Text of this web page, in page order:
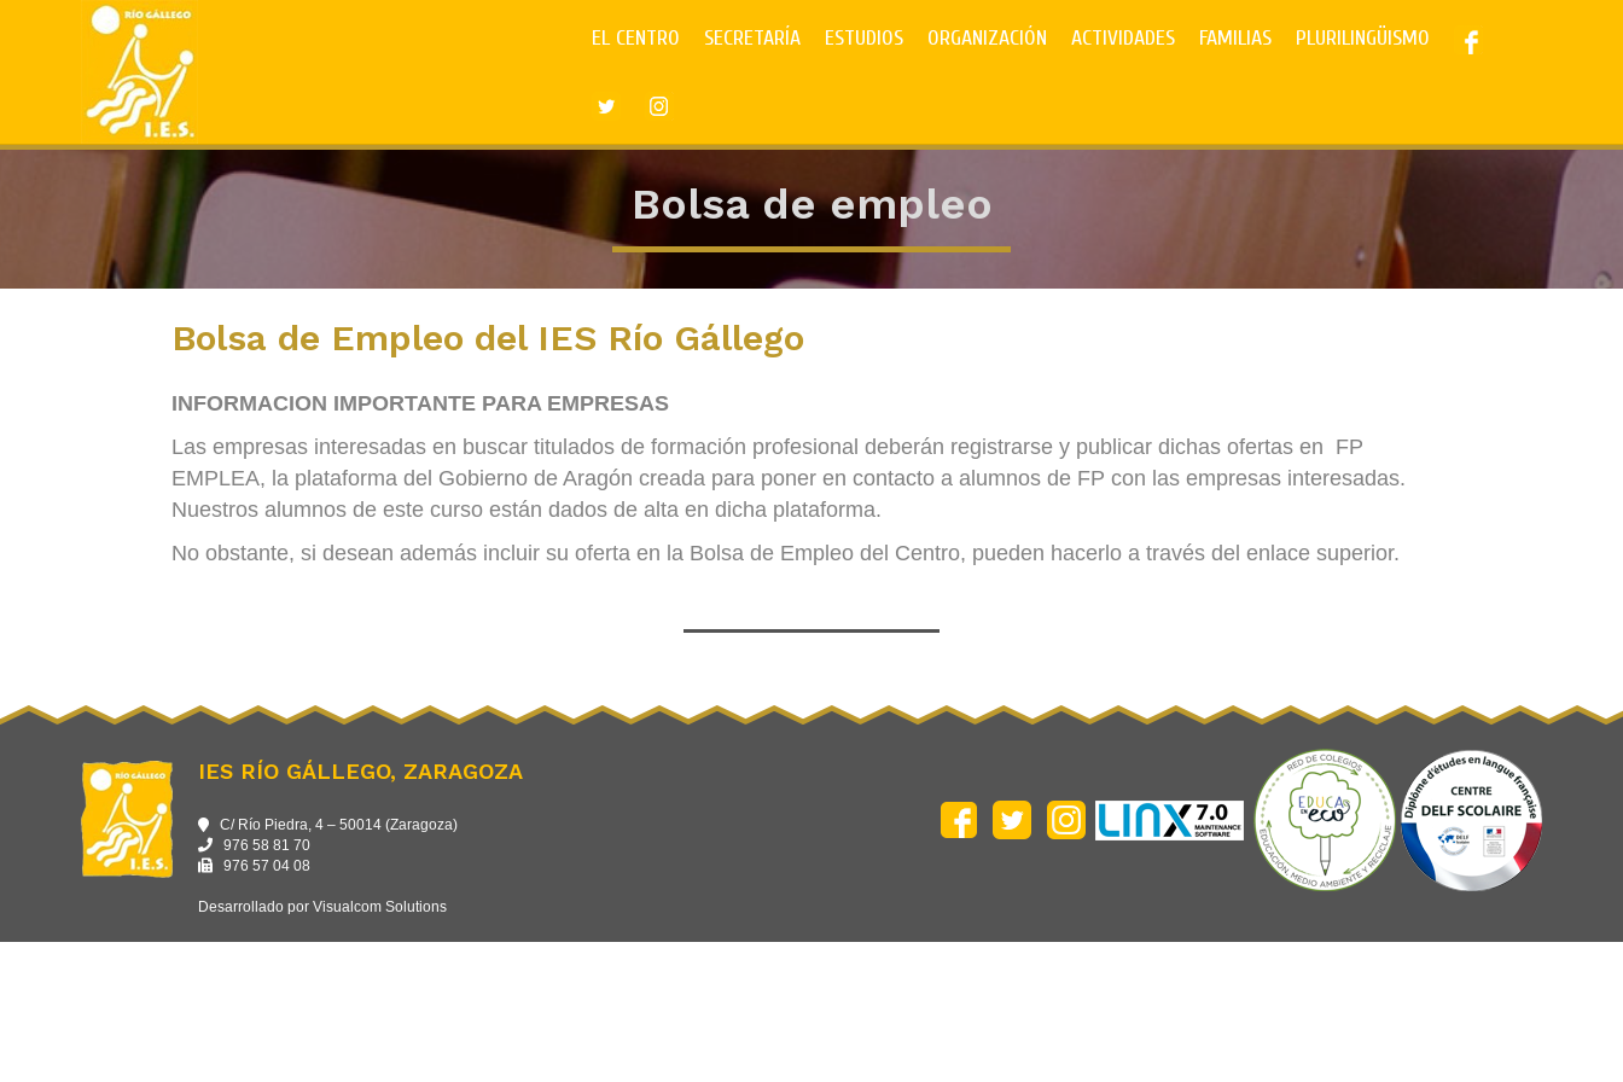
EL CENTRO SECRETARÍA ESTUDIOS ORGANIZACIÓN ACTIVIDADES FAMILIAS PLURILINGÜISMO
Bolsa de empleo
Bolsa de Empleo del IES Río Gállego
INFORMACION IMPORTANTE PARA EMPRESAS
Las empresas interesadas en buscar titulados de formación profesional deberán registrarse y publicar dichas ofertas en FP
EMPLEA, la plataforma del Gobierno de Aragón creada para poner en contacto a alumnos de FP con las empresas interesadas.
Nuestros alumnos de este curso están dados de alta en dicha plataforma.
No obstante, si desean además incluir su oferta en la Bolsa de Empleo del Centro, pueden hacerlo a través del enlace superior.
IES RÍO GÁLLEGO, ZARAGOZA
C/ Río Piedra, 4 – 50014 (Zaragoza)
976 58 81 70
976 57 04 08
Desarrollado por Visualcom Solutions